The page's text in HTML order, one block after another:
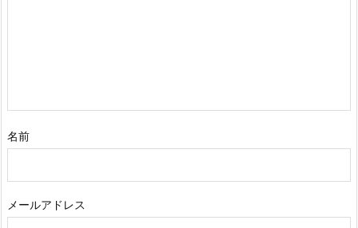
名前
メールアドレス